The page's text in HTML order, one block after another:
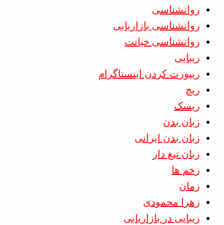
روانشناسی
روانشناسی بازاریابی
روانشناسی خیانت
ریبایی
ریپورت کردن اینستاگرام
ریچ
ریسک
زبان بدن
زبان بدن ایرانی
زبان تیغ دار
زخم ها
زمان
زهرا محمودی
زیبایی در بازاریابی